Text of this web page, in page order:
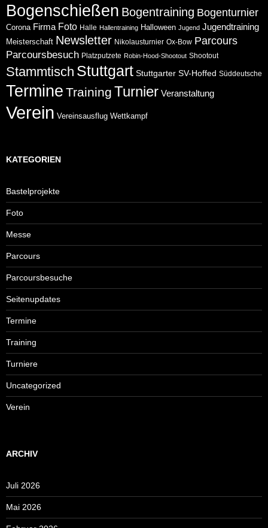
Bogenschießen Bogentraining Bogenturnier
Corona Firma Foto Halle Hallentraining Halloween Jugend Jugendtraining
Meisterschaft Newsletter Nikolausturnier Ox-Bow Parcours
Parcoursbesuch Platzputzete Robin-Hood-Shootout Shootout
Stammtisch Stuttgart Stuttgarter SV-Hoffed Süddeutsche
Termine Training Turnier Veranstaltung
Verein Vereinsausflug Wettkampf
KATEGORIEN
Bastelprojekte
Foto
Messe
Parcours
Parcoursbesuche
Seitenupdates
Termine
Training
Turniere
Uncategorized
Verein
ARCHIV
Juli 2026
Mai 2026